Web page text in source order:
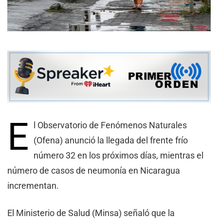
E
l Observatorio de Fenómenos Naturales
(Ofena) anunció la llegada del frente frío
número 32 en los próximos días, mientras el
número de casos de neumonía en Nicaragua
incrementan.
El Ministerio de Salud (Minsa) señaló que la